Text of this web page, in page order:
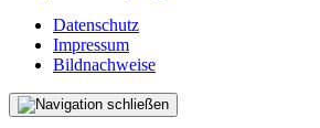
Datenschutz
Impressum
Bildnachweise